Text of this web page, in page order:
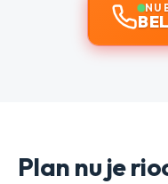
NU
Plan nu je